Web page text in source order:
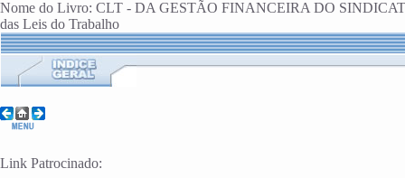
Nome do Livro: CLT - DA GESTÃO FINANCEIRA DO
das Leis do Trabalho
Link Patrocinado: